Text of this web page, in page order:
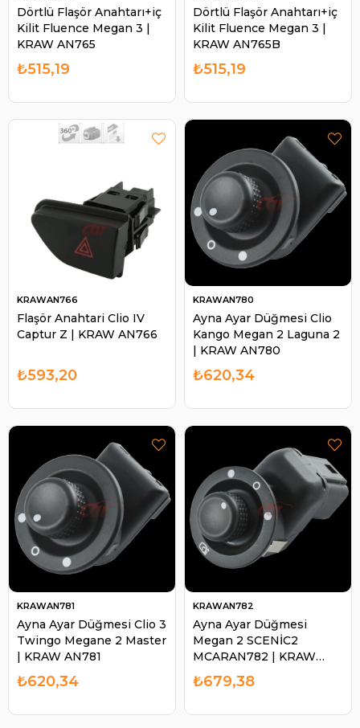
Dörtlü Flaşör Anahtarı+iç
Kilit Fluence Megan 3 |
KRAW AN765
₺515,19
Dörtlü Flaşör Anahtarı+iç
Kilit Fluence Megan 3 |
KRAW AN765B
₺515,19
Flaşör Anahtari Clio IV
Captur Z | KRAW AN766
KRAWAN766
₺593,20
Ayna Ayar Düğmesi Clio
Kango Megan 2 Laguna 2
| KRAW AN780
KRAWAN780
₺620,34
Ayna Ayar Düğmesi Clio 3
Twingo Megane 2 Master
| KRAW AN781
KRAWAN781
₺620,34
Ayna Ayar Düğmesi
Megan 2 SCENİC2
MCARAN782 | KRAW
AN782
KRAWAN782
₺679,38